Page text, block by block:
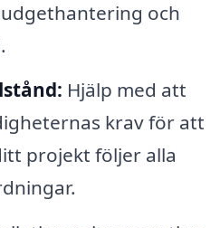
och
Hjälp med att
krav för att
projekt följer alla